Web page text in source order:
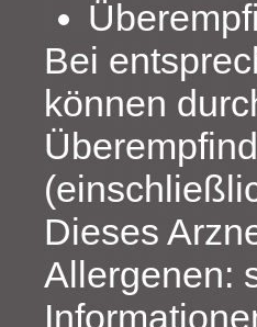
Bei
können
Dieses
Allergenen: